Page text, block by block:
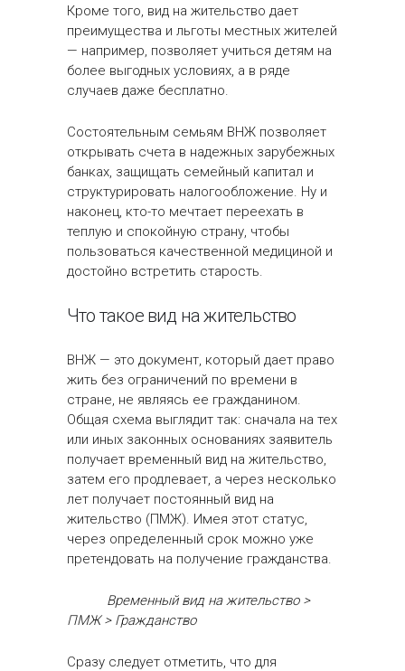
Кроме того, вид на жительство дает
преимущества и льготы местных жителей
— например, позволяет учиться детям на
более выгодных условиях, а в ряде
случаев даже бесплатно.
Состоятельным семьям ВНЖ позволяет
открывать счета в надежных зарубежных
банках, защищать семейный капитал и
структурировать налогообложение. Ну и
наконец, кто-то мечтает переехать в
теплую и спокойную страну, чтобы
пользоваться качественной медициной и
достойно встретить старость.
Что такое вид на жительство
ВНЖ — это документ, который дает право
жить без ограничений по времени в
стране, не являясь ее гражданином.
Общая схема выглядит так: сначала на тех
или иных законных основаниях заявитель
получает временный вид на жительство,
затем его продлевает, а через несколько
лет получает постоянный вид на
жительство (ПМЖ). Имея этот статус,
через определенный срок можно уже
претендовать на получение гражданства.
Временный вид на жительство >
ПМЖ > Гражданство
Сразу следует отметить, что для